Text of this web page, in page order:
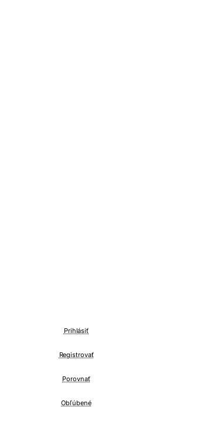
Prihlásiť
Registrovať
Porovnať
Obľúbené